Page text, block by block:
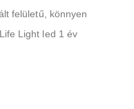
felületű, könnyen
Light led 1 év